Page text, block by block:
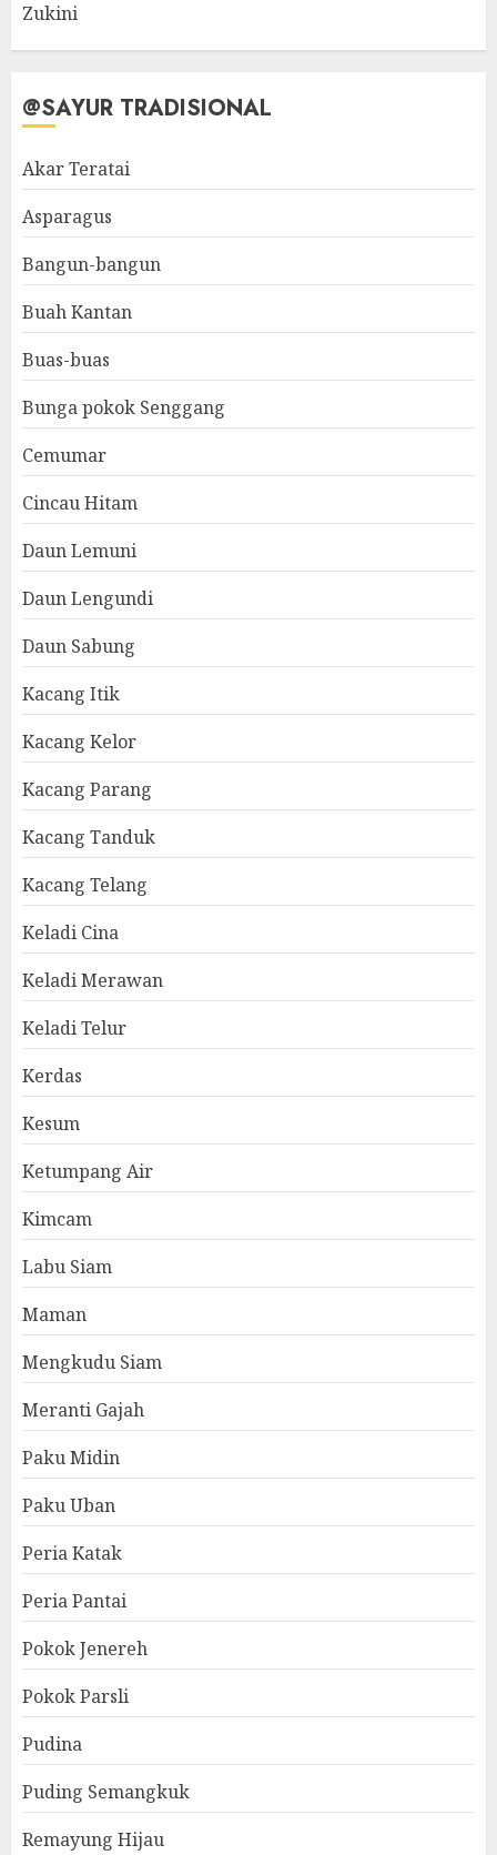
Zukini
@SAYUR TRADISIONAL
Akar Teratai
Asparagus
Bangun-bangun
Buah Kantan
Buas-buas
Bunga pokok Senggang
Cemumar
Cincau Hitam
Daun Lemuni
Daun Lengundi
Daun Sabung
Kacang Itik
Kacang Kelor
Kacang Parang
Kacang Tanduk
Kacang Telang
Keladi Cina
Keladi Merawan
Keladi Telur
Kerdas
Kesum
Ketumpang Air
Kimcam
Labu Siam
Maman
Mengkudu Siam
Meranti Gajah
Paku Midin
Paku Uban
Peria Katak
Peria Pantai
Pokok Jenereh
Pokok Parsli
Pudina
Puding Semangkuk
Remayung Hijau